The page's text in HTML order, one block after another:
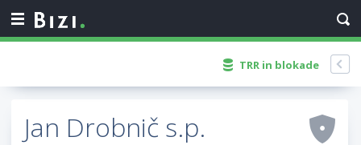
TRR in blokade
Jan Drobnič s.p.